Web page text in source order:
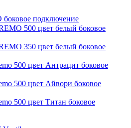
подключение
500 цвет белый боковое
350 цвет белый боковое
500 цвет Антрацит боковое
500 цвет Айвори боковое
500 цвет Титан боковое